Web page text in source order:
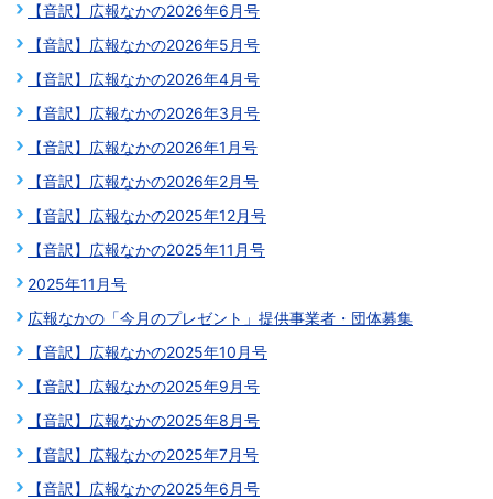
【音訳】広報なかの2026年6月号
【音訳】広報なかの2026年5月号
【音訳】広報なかの2026年4月号
【音訳】広報なかの2026年3月号
【音訳】広報なかの2026年1月号
【音訳】広報なかの2026年2月号
【音訳】広報なかの2025年12月号
【音訳】広報なかの2025年11月号
2025年11月号
広報なかの「今月のプレゼント」提供事業者・団体募集
【音訳】広報なかの2025年10月号
【音訳】広報なかの2025年9月号
【音訳】広報なかの2025年8月号
【音訳】広報なかの2025年7月号
【音訳】広報なかの2025年6月号